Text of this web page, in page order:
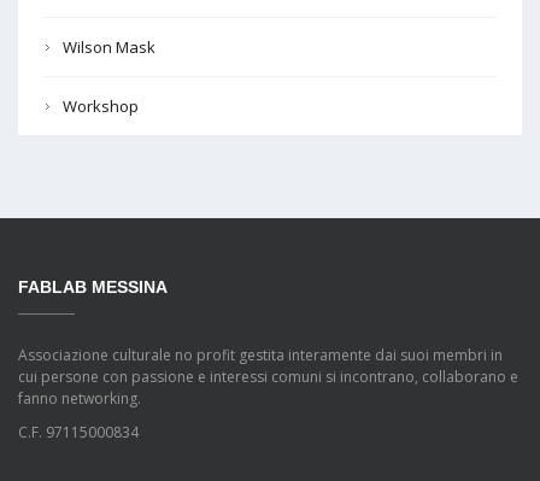
Wilson Mask
Workshop
FABLAB MESSINA
Associazione culturale no profit gestita interamente dai suoi membri in
cui persone con passione e interessi comuni si incontrano, collaborano e
fanno networking.
C.F. 97115000834